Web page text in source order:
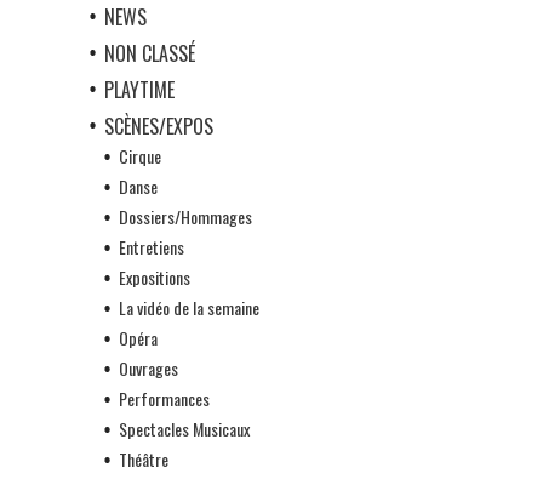
NEWS
NON CLASSÉ
PLAYTIME
SCÈNES/EXPOS
Cirque
Danse
Dossiers/Hommages
Entretiens
Expositions
La vidéo de la semaine
Opéra
Ouvrages
Performances
Spectacles Musicaux
Théâtre